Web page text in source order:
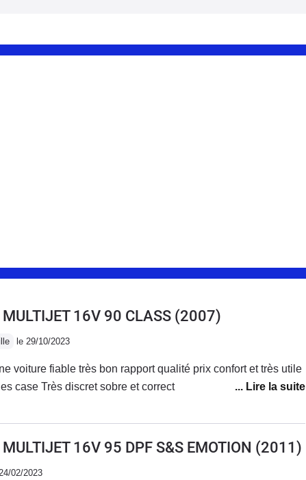
16V 90 CLASS (2007)
le 29/10/2023
voiture fiable très bon rapport qualité prix confort et très utile
elle coche toute les case Très discret sobre et correct
16V 95 DPF S&S EMOTION (2011)
02/2023